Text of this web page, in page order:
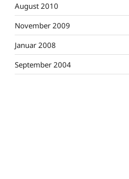
August 2010
November 2009
Januar 2008
September 2004